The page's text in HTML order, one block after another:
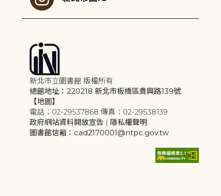
新北市立圖書館 版權所有
總館地址：220218 新北市板橋區貴興路139號
【地圖】
電話：02-29537868 傳真：02-29538139
政府網站資料開放宣告 | 隱私權聲明
圖書館信箱：cad2170001@ntpc.gov.tw